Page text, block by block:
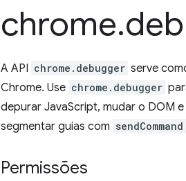
chrome.
A API chrome.debugger serve
Chrome. Use chrome.debugger
depurar JavaScript, mudar o DOM
segmentar guias com sendCommand
Permissões